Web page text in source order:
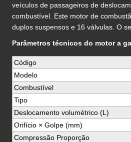
veículos de passageiros de
combustível. Este motor de
duplos suspensos e 16 válvulas. O
Parâmetros técnicos do motor a
Código
Modelo
Combustível
Tipo
Deslocamento volumétrico (L)
Orifício × Golpe (mm)
Compressão Proporção